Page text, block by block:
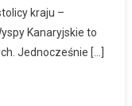
kraju –
Kanaryjskie to
Jednocześnie […]